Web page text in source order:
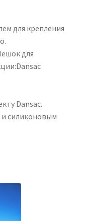
для крепления
для
Dansac.
силиконовым